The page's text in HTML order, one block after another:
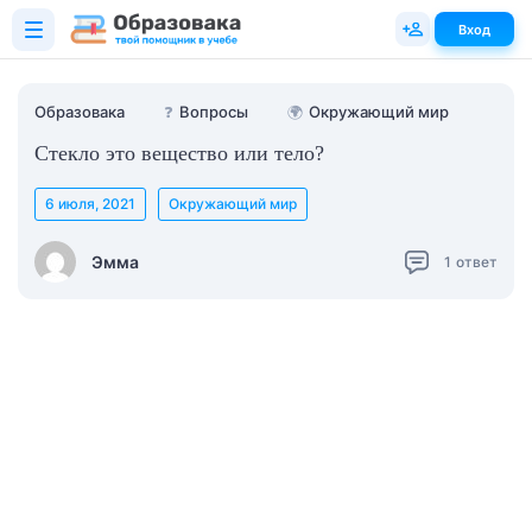
Образовака ❓ Вопросы 🌍 Окружающий мир
Стекло это вещество или тело?
Эмма
6 июля, 2021 Окружающий мир
1 ответ
Вход